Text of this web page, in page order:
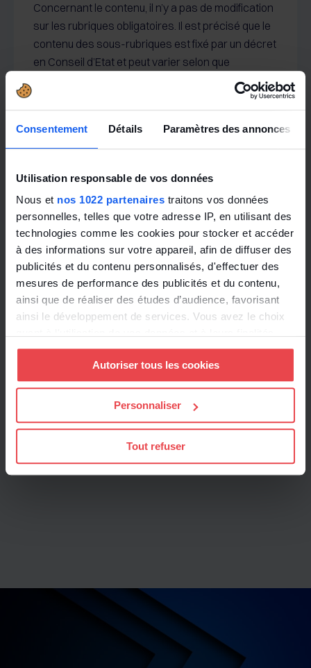
Consentement Détails Paramètres des annonces
Utilisation responsable de vos données
Nous et nos 1022 partenaires traitons vos données
personnelles, telles que votre adresse IP, en utilisant des
technologies comme les cookies pour stocker et accéder
à des informations sur votre appareil, afin de diffuser des
publicités et du contenu personnalisés, d'effectuer des
mesures de performance des publicités et du contenu,
ainsi que de réaliser des études d’audience, favorisant
ainsi le développement de services. Vous avez le choix
Vous pouvez modifier ou retirer votre consentement à
tout moment en consultant la Déclaration relative aux
cookies ou en cliquant sur l'icône de confidentialité.
géographique qui peuvent être précises à plusieurs
votre consentement à tout moment à partir de la
déclaration sur les cookies.
Les cookies nous permettent de personnaliser le contenu
et les annonces, d'offrir des fonctionnalités relatives aux
Autoriser tous les cookies
Personnaliser
Tout refuser
Concernant le contenu, il n’y a pas de modification
sur les rubriques obligatoires. Il est précisé que le
contenu des sous-rubriques est fixé par un décret
en Conseil d’Etat et peut varier selon que
l’entreprise compte plus ou moins de 300 salariés.
Il faudra donc suivre les décrets à venir pour voir si
Toute l'actualité